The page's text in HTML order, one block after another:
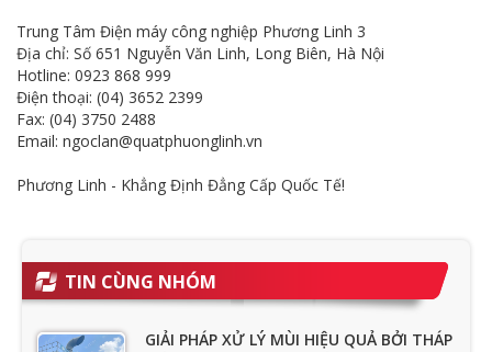
Trung Tâm Điện máy công nghiệp Phương Linh 3
Địa chỉ: Số 651 Nguyễn Văn Linh, Long Biên, Hà Nội
Hotline: 0923 868 999
Điện thoại: (04) 3652 2399
Fax: (04) 3750 2488
Email: ngoclan@quatphuonglinh.vn
Phương Linh - Khẳng Định Đẳng Cấp Quốc Tế!
TIN CÙNG NHÓM
GIẢI PHÁP XỬ LÝ MÙI HIỆU QUẢ BỞI THÁP